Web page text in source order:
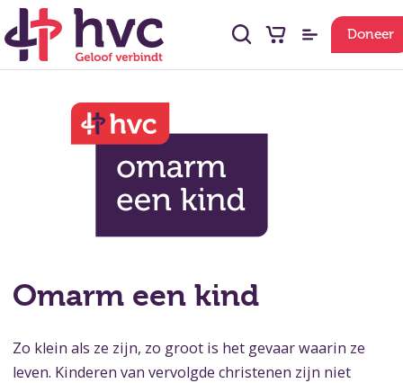
Doneer
Omarm een kind
Zo klein als ze zijn, zo groot is het gevaar waarin ze
leven. Kinderen van vervolgde christenen zijn niet